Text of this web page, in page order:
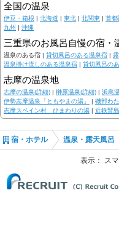
全国の温泉
伊豆・箱根 | 北海道 | 東北 | 北関東 | 首都
九州 | 沖縄
三重県のお風呂自慢の宿・
温泉のある宿 | 貸切風呂のある温泉宿 |
温泉掛け流しのある温泉宿 | 貸切風呂の
志摩の温泉地
志摩の温泉(詳細) | 榊原温泉(詳細) | 浜島
伊勢志摩温泉「ともやまの湯」
| 磯部わ
志摩スペイン村 ひまわりの湯 | 近鉄賢
宿・ホテル 温泉・露天風呂
表示： ス